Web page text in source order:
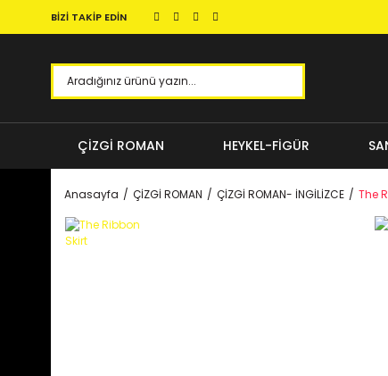
BİZİ TAKİP EDİN
ÇİZGİ ROMAN HEYKEL-FİGÜR
Anasayfa ÇİZGİ ROMAN ÇİZGİ ROMAN- İNGİLİZCE The